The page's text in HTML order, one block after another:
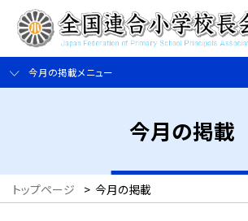
今月の掲載メニュー
今月の掲載
トップページ > 今月の掲載